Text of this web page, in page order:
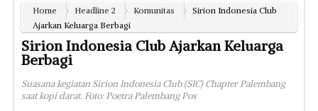
Home Headline 2 Komunitas
Sirion Indonesia Club
Ajarkan Keluarga Berbagi
Sirion Indonesia Club Ajarkan Keluarga
Berbagi
Suasana kegiatan Sirion Indonesia Club (SIC) Chapter Palembang
saat kopi darat. Foto: Poetra Palembang Pos